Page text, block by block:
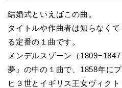
結婚式といえばこの曲。
タイトルや作曲者は知らなく
る定番の１曲です。
メンデルスゾーン（
夢』の中の１曲で、1858年に
ヒ３世とイギリス王女ヴィク